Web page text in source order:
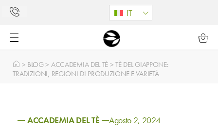
IT
> BLOG> ACCADEMIA DEL TÈ >TÈ DEL GIAPPONE:
TRADIZIONI, REGIONI DI PRODUZIONE E VARIETÀ
ACCADEMIA DEL TÈ Agosto 2, 2024